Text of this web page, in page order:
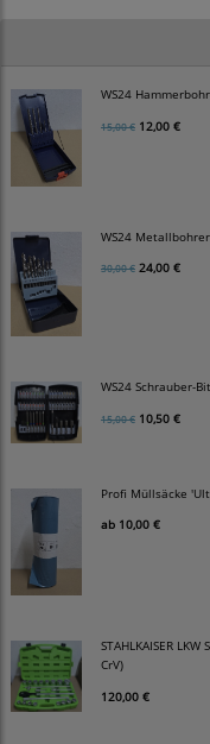
WS24
15,00 € 12,00 €
WS24
30,00 € 24,00 €
WS24 Schrauber-
15,00 € 10,50 €
Profi Müllsäcke
ab 10,00 €
STAHLKAISER
CrV)
120,00 €